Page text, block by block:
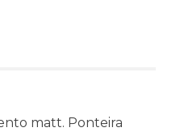
matt. Ponteira